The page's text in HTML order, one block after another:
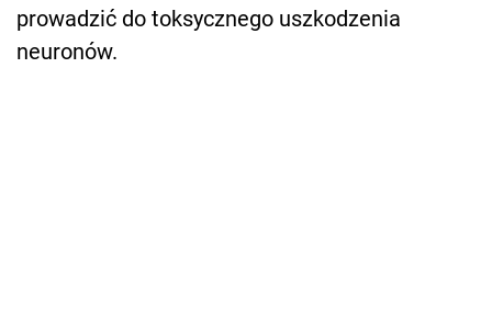
prowadzić do toksycznego uszkodzenia
neuronów.